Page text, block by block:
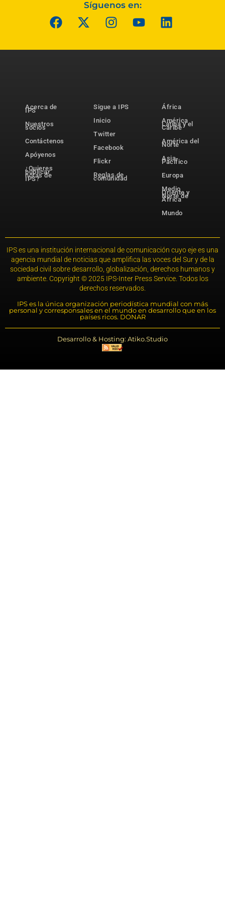
Síguenos en:
Acerca de
IPS
Nuestros
socios
Contáctenos
Apóyenos
¿Quieres
publicar
notas de
IPS?
Sigue a IPS
Inicio
Twitter
Facebook
Flickr
Reglas de
comunidad
África
América
Latina y el
Caribe
América del
Norte
Asia-
Pacífico
Europa
Medio
Oriente y
Norte de
África
Mundo
IPS es una institución internacional de comunicación cuyo eje es una
agencia mundial de noticias que amplifica las voces del Sur y de la
sociedad civil sobre desarrollo, globalización, derechos humanos y
ambiente. Copyright © 2025 IPS-Inter Press Service. Todos los
derechos reservados.
IPS es la única organización periodística mundial con más
personal y corresponsales en el mundo en desarrollo que en los
países ricos. DONAR
Desarrollo & Hosting: Atiko.Studio